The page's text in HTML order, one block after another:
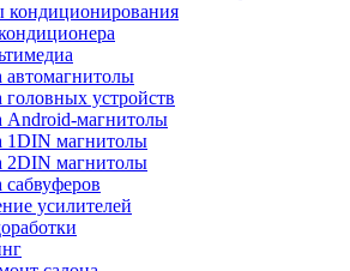
кондиционирования
автомагнитолы
головных устройств
Android-магнитолы
1DIN магнитолы
2DIN магнитолы
сабвуферов
усилителей